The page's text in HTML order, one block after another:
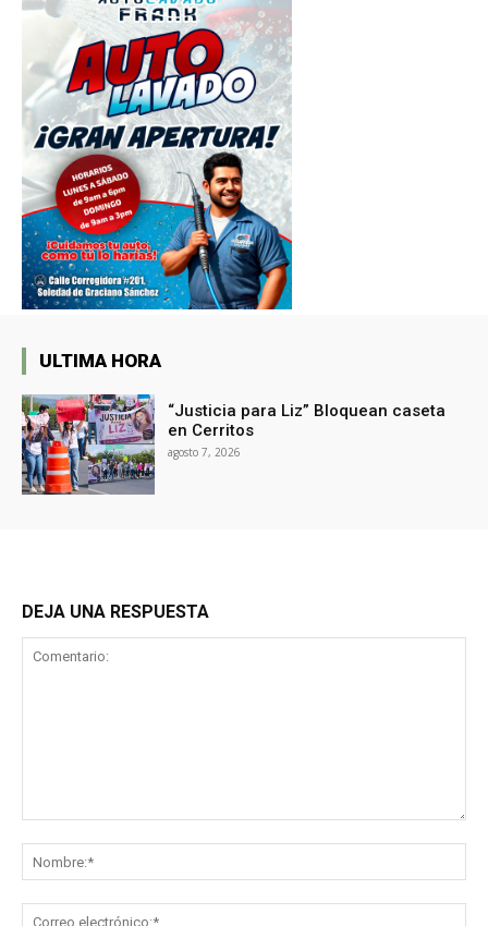
ULTIMA HORA
“Justicia para Liz” Bloquean caseta
en Cerritos
agosto 7, 2026
DEJA UNA RESPUESTA